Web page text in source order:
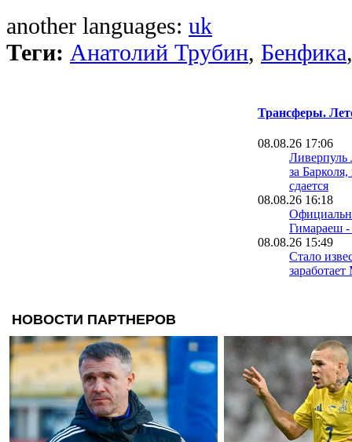
another languages: uk
Теги: Анатолий Трубин, Бенфика
Трансферы.
08.08.26 17:06
Ливерпуль
за
сдается
08.08.26 16:18
Гимараеш -
08.08.26 15:49
Стало
покинул
лагерь
08.08.26 15:02
Еще один
Ворсклы
клуб